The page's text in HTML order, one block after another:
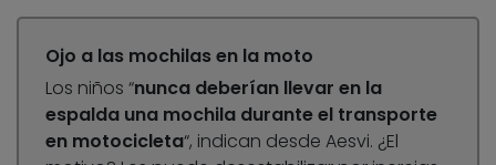
Ojo a las mochilas en la moto
Los niños “nunca deberían llevar en la
espalda una mochila durante el transporte
en motocicleta“, indican desde Aesvi. ¿El